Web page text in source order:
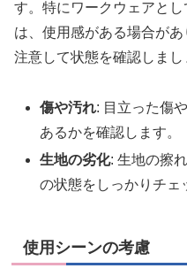
す。特にワークウェアと
は、使用感がある場合が
注意して状態を確認しまし
傷や汚れ: 目立った傷
あるかを確認します。
生地の劣化: 生地の擦
の状態をしっかりチェ
使用シーンの考慮